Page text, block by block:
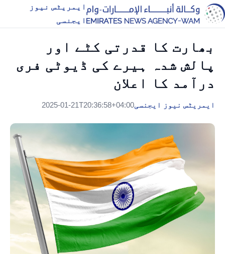
ایمریٹس نیوز
ایجنسی
بھارت کا قدرتی کٹے اور
پالش شدہ ہیرے کی ڈیوٹی فری
درآمد کا اعلان
ایمریٹس نیوز ایجنسی2025-01-21T20:36:58+04:00